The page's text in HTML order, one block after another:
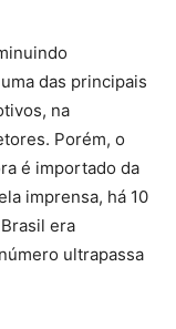
das principais
na
Porém, o
é importado da
imprensa, há 10
era
ultrapassa